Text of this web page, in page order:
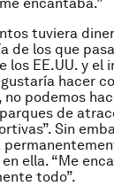
tuviera
de los que
EE.UU. y el
hacer
podemos
de
Sin
ella. “Me
todo”.